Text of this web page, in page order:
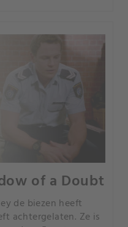
of a Doubt
de biezen heeft
achtergelaten. Ze is